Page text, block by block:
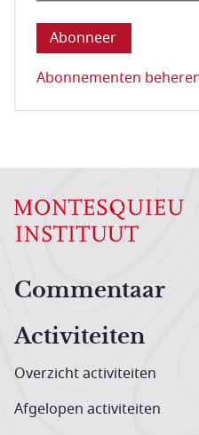
Abonnementen
Commentaar
Activiteiten
Overzicht activiteiten
Afgelopen activiteiten